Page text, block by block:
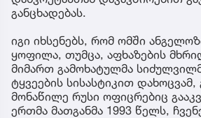
განცხადებას.
იგი იხსენებს, რომ ომში
ყოფილა, თუმცა, აფხაზების
მიმართ გამოხატულმა
ტყვეების სისასტიკით დახოცვამ,
მონაწილე რუსი ოფიცრებიც
ერთმა მათგანმა 1993 წელს,